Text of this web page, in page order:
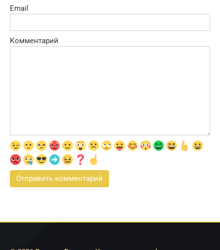
Email
Комментарий